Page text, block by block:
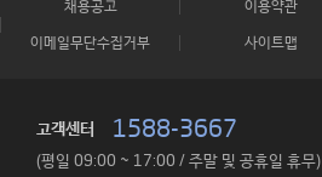
채용공고 이용약관
이메일무단수집거부
사이트맵
고객센터 1588-3667
(평일 09:00 ~ 17:00 / 주말 및 공휴일 휴무)